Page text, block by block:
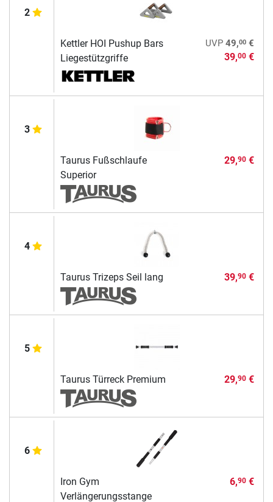
2
Kettler HOI Pushup Bars
Liegestützgriffe
UVP 49,00€
39,00€
3
Taurus Fußschlaufe
Superior
29,90€
4
Taurus Trizeps Seil lang 39,90€
5
Taurus Türreck Premium 29,90€
6
Iron Gym
Verlängerungsstange
6,90€